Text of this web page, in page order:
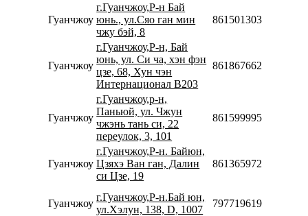
Гуанчжоу
г.Гуанчжоу,Р-н Бай
юнь., ул.Сяо ган мин
чжу бэй, 8
8615013034588
Гуанчжоу
г.Гуанчжоу,Р-н, Бай
юнь, ул. Си ча, хэн фэн
цзе, 68, Хун чэн
Интернационал В203
8618676622001
Гуанчжоу
г.Гуанчжоу,р-н,
Паньюй, ул. Чжун
чжэнь тань си, 22
переулок, 3, 101
8615999955589
Гуанчжоу
г.Гуанчжоу,Р-н. Байюн,
Цзяхэ Ван ган, Далин
си Цзе, 19
8613659727690
Гуанчжоу
г.Гуанчжоу,Р-н.Бай юн,
ул.Хэлун, 138, D, 1007
79771961990